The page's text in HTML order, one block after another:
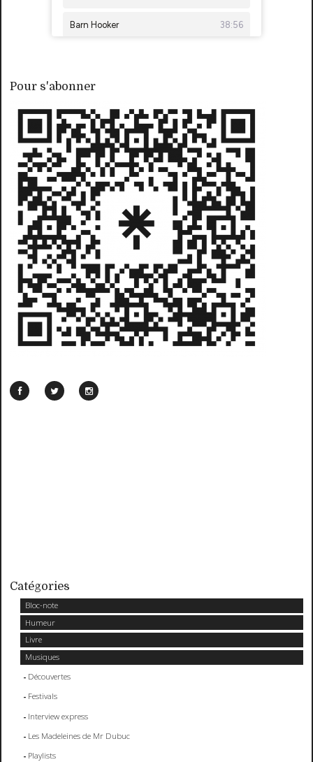
Pour s'abonner
Catégories
Bloc-note
Humeur
Livre
Musiques
Découvertes
Festivals
Interview express
Les Madeleines de Mr Dubuc
Playlists